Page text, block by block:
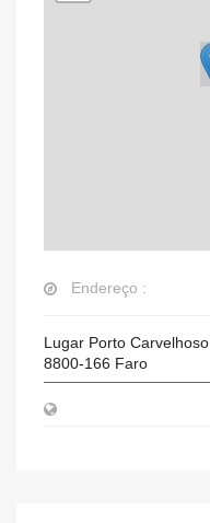
Endereço :
Lugar Porto Carvelhoso
8800-166 Faro